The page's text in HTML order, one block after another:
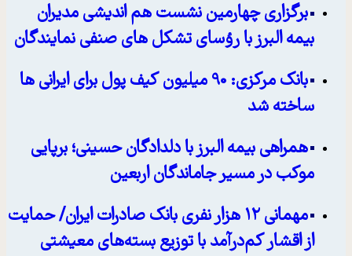
برگزاری چهارمین نشست هم اندیشی مدیران
بیمه البرز با رؤسای تشکل های صنفی نمایندگان
بانک مرکزی: 90 میلیون کیف پول برای ایرانی ها
ساخته شد
همراهی بیمه البرز با دلدادگان حسینی؛ برپایی
موکب در مسیر جاماندگان اربعین
مهمانی ۱۲ هزار نفری بانک صادرات ایران/ حمایت
از اقشار کم‌درآمد با توزیع بسته‌های معیشتی